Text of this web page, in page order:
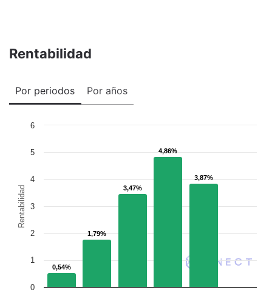
Rentabilidad
Por periodos Por años
Rentabilidad
0,54%
0,54%
1,79%
1,79%
3,47%
3,47%
4,86%
4,86%
3,87%
3,87%
0
1
2
3
4
5
6